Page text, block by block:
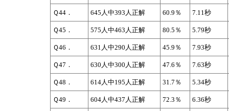
Ｑ44． 645人中393人正解 60.9％ 7.11秒
Ｑ45． 575人中463人正解 80.5％ 5.79秒
Ｑ46． 631人中290人正解 45.9％ 7.93秒
Ｑ47． 630人中300人正解 47.6％ 7.63秒
Ｑ48． 614人中195人正解 31.7％ 5.34秒
Ｑ49． 604人中437人正解 72.3％ 6.36秒